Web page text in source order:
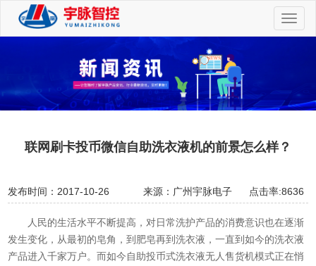
切
换
联网刷卡投币微信自助洗衣液机的前景怎么样？
发布时间：2017-10-26 来源：广州宇脉电子 点击率:8636
人民的生活水平不断提高，对日常洗护产品的消费意识也在逐渐
发生变化，从最初的皂角，到肥皂再到洗衣液，一直到如今的洗衣液
产品进入千家万户。而如今自助投币式洗衣液无人售货机模式正在悄